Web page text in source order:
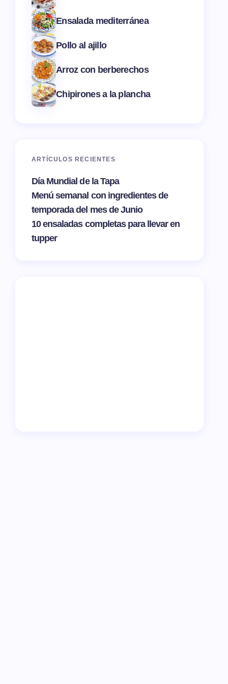
Ensalada mediterránea
Pollo al ajillo
Arroz con berberechos
Chipirones a la plancha
ARTÍCULOS RECIENTES
Día Mundial de la Tapa
Menú semanal con ingredientes de
temporada del mes de Junio
10 ensaladas completas para llevar en
tupper